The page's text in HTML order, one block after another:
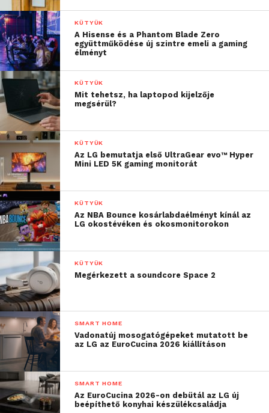
KÜTYÜK
A Hisense és a Phantom Blade Zero
együttműködése új szintre emeli a gaming
élményt
KÜTYÜK
Mit tehetsz, ha laptopod kijelzője
megsérül?
KÜTYÜK
Az LG bemutatja első UltraGear evo™ Hyper
Mini LED 5K gaming monitorát
KÜTYÜK
Az NBA Bounce kosárlabdaélményt kínál az
LG okostévéken és okosmonitorokon
KÜTYÜK
Megérkezett a soundcore Space 2
SMART HOME
Vadonatúj mosogatógépeket mutatott be
az LG az EuroCucina 2026 kiállításon
SMART HOME
Az EuroCucina 2026-on debütál az LG új
beépíthető konyhai készülékcsaládja